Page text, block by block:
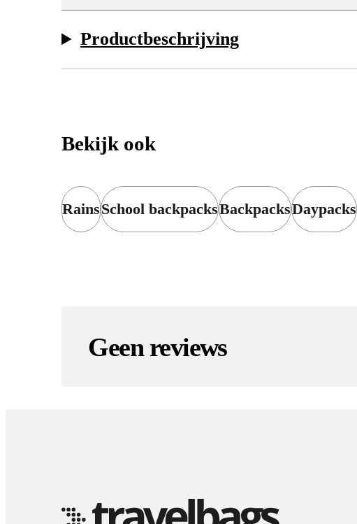
Productbeschrijving
Bekijk ook
RainsSchool backpacksBackpacksDaypacks
Geen reviews